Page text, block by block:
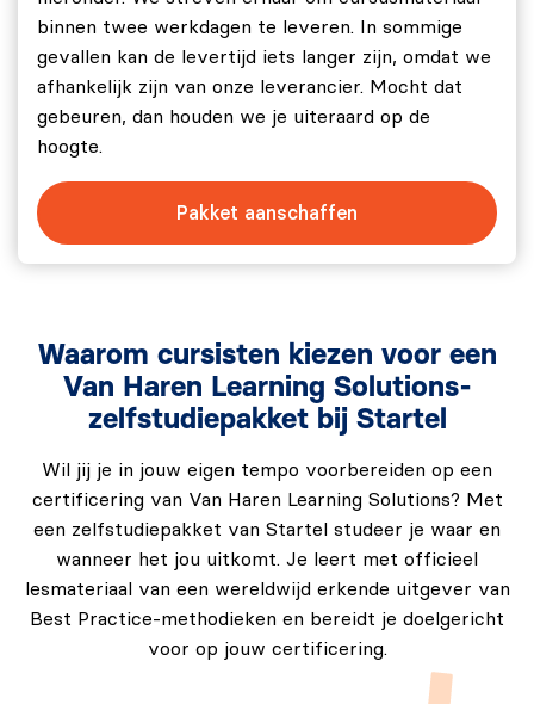
Let op: Er is geen examenvoucher inbegrepen bij de
Strategic IT Leadership Pro (4-in-1) E-Learning.
Trial Exam.
Enabling Integrated IT Service Management™ with
DevOps, Agile & Lean (ESM)
Understand the concept of integrated service
management and its alignment with business goals.
Identify the scope and benefits of integrated
management.
Recognize the differences between technology-
focused and service outcome-focused
Comprehend the ITIL service management life
cycle stages and processes, and how they are
supported by Agile and DevOps methodologies.
Apply Lean thinking, value stream mapping, and
process improvement techniques.
Implement Agile project management practices,
binnen twee werkdagen te leveren. In sommige
gevallen kan de levertijd iets langer zijn, omdat we
afhankelijk zijn van onze leverancier. Mocht dat
gebeuren, dan houden we je uiteraard op de
hoogte.
Pakket aanschaffen
Waarom cursisten kiezen voor een
Van Haren Learning Solutions-
zelfstudiepakket bij Startel
Wil jij je in jouw eigen tempo voorbereiden op een
certificering van Van Haren Learning Solutions? Met
een zelfstudiepakket van Startel studeer je waar en
wanneer het jou uitkomt. Je leert met officieel
lesmateriaal van een wereldwijd erkende uitgever van
Best Practice-methodieken en bereidt je doelgericht
voor op jouw certificering.